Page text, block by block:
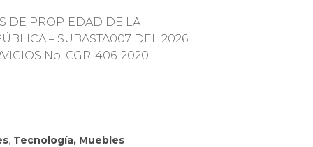
DE PROPIEDAD DE LA
– SUBASTA007 DEL 2026.
No. CGR-406-2020.
, Tecnología, Muebles